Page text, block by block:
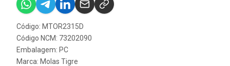
Código: MTOR2315D
Código NCM: 73202090
Embalagem: PC
Marca: Molas Tigre